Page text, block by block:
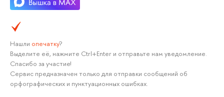
Нашли опечатку?
Выделите её, нажмите Ctrl+Enter и отправьте нам уведомление.
Спасибо за участие!
Сервис предназначен только для отправки сообщений об
орфографических и пунктуационных ошибках.